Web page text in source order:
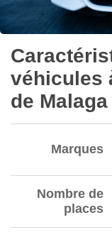
véhicules
de
Marques
Nombre de
places